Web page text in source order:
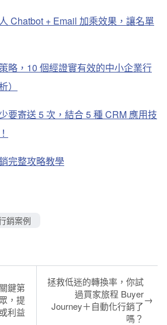
Chatbot + Email 加乘效果，讓名單
略，10 個經證實有效的中小企業行
）
要寄送 5 次，結合 5 種 CRM 應用技
完整攻略教學
銷案例
鍵第
，提
利益
拯救低迷的轉換率，你試
過買家旅程 Buyer
Journey＋自動化行銷了
嗎？
→